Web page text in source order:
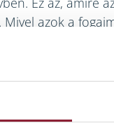
azok a
megfelelően
szép ívnek nyoma
is katonás
a rendet.